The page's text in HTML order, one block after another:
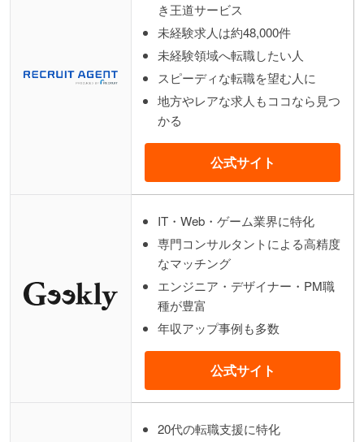
き王道サービス
未経験求人は約48,000件
未経験領域へ転職したい人
スピーディな転職を望む人に
地方やレアな求人もココなら見つ
かる
公式サイト
IT・Web・ゲーム業界に特化
専門コンサルタントによる高精度
なマッチング
エンジニア・デザイナー・PM職
種が豊富
年収アップ事例も多数
公式サイト
20代の転職支援に特化